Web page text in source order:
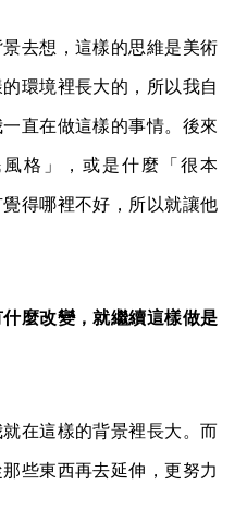
去想，這樣的思維是美術
環境裡長大的，所以我自
直在做這樣的事情。後來
格」，或是什麼「很本
得哪裡不好，所以就讓他
麼改變，就繼續這樣做是
在這樣的背景裡長大。而
些東西再去延伸，更努力